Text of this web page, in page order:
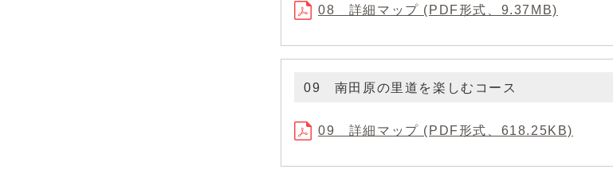
08 詳細マップ (PDF形式、9.37MB)
09 南田原の里道を楽しむコース
09 詳細マップ (PDF形式、618.25KB)